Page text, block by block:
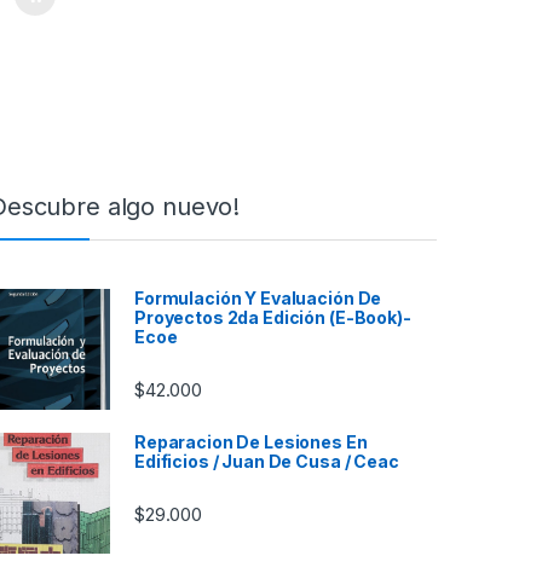
algo nuevo!
Formulación Y Evaluación De
Proyectos 2da Edición (E-Book)-
Ecoe
$42.000
Reparacion De Lesiones En
Edificios / Juan De Cusa / Ceac
$29.000